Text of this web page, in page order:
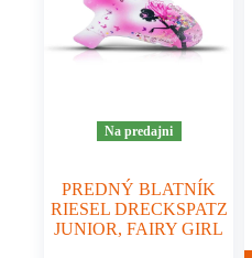
Na predajni
PREDNÝ BLATNÍK
RIESEL DRECKSPATZ
JUNIOR, FAIRY GIRL